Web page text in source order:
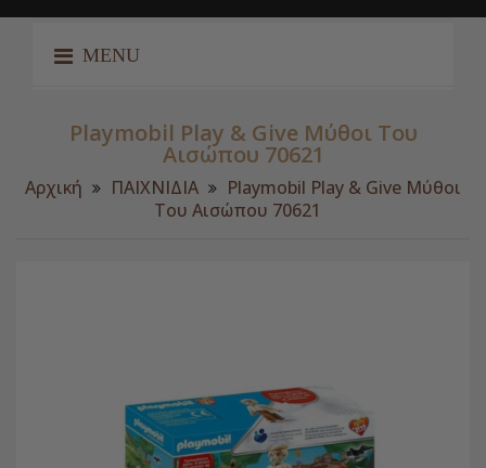
MENU
Playmobil Play & Give Μύθοι Του
Αισώπου 70621
Αρχική ΠΑΙΧΝΙΔΙΑ
Playmobil Play & Give Μύθοι
Του Αισώπου 70621